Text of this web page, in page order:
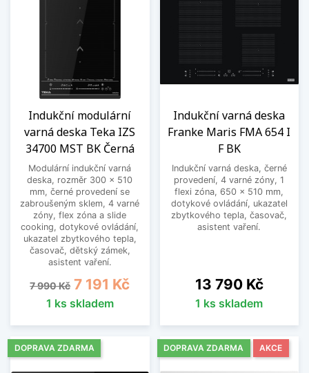
Indukční modulární
varná deska Teka IZS
34700 MST BK Černá
Modulární indukční varná
deska, rozměr 300 x 510
mm, černé provedení se
zabroušeným sklem, 4 varné
zóny, flex zóna a slide
cooking, dotykové ovládání,
ukazatel zbytkového tepla,
časovač, dětský zámek,
asistent vaření.
Běžná cena
7 990 Kč Cena
7 191 Kč
1 ks skladem
Indukční varná deska
Franke Maris FMA 654 I
F BK
Indukční varná deska, černé
provedení, 4 varné zóny, 1
flexi zóna, 650 x 510 mm,
dotykové ovládání, ukazatel
zbytkového tepla, časovač,
asistent vaření.
Cena
13 790 Kč
1 ks skladem
DOPRAVA ZDARMA DOPRAVA ZDARMA AKCE